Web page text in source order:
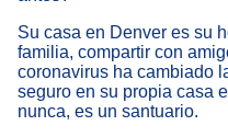
Su casa en Denver es su
familia, compartir con
coronavirus ha cambiado
seguro en su propia casa
nunca, es un santuario.